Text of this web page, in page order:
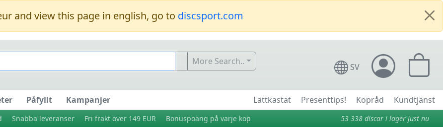
and view this page in english, go to discsport.com
More Search..
SV
Påfyllt Kampanjer Lättkastat Presenttips! Köpråd Kundtjänst
Snabba leveranser Fri frakt över 149 EUR Bonuspoäng på varje köp 53 338 discar i lager just nu